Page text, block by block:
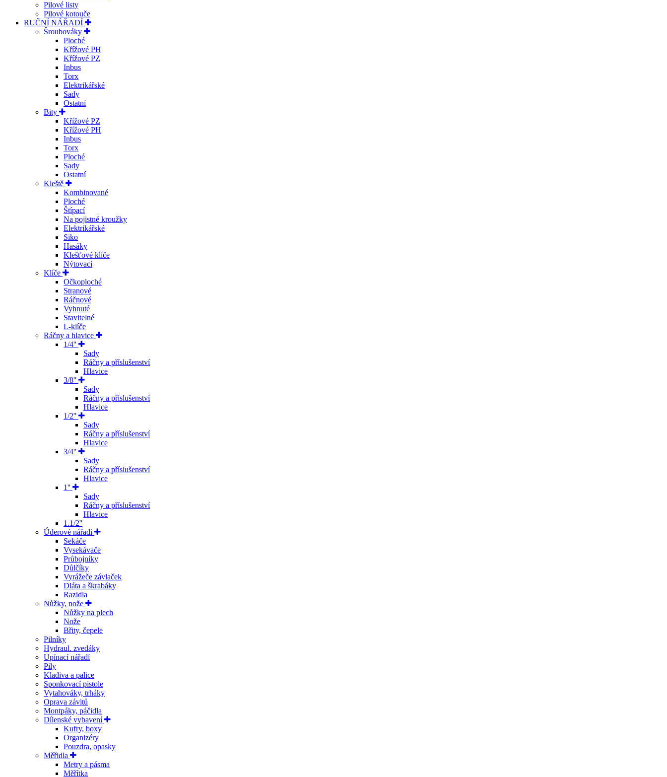
Pilové listy
Pilové kotouče
RUČNÍ NÁŘADÍ
Šroubováky
Ploché
Křížové PH
Křížové PZ
Inbus
Torx
Elektrikářské
Sady
Ostatní
Bity
Křížové PZ
Křížové PH
Inbus
Torx
Ploché
Sady
Ostatní
Kleště
Kombinované
Ploché
Štípací
Na pojistné kroužky
Elektrikářské
Siko
Hasáky
Klešťové klíče
Nýtovací
Klíče
Očkoploché
Stranové
Ráčnové
Vyhnuté
Stavitelné
L-klíče
Ráčny a hlavice
1/4''
Sady
Ráčny a příslušenství
Hlavice
3/8''
Sady
Ráčny a příslušenství
Hlavice
1/2''
Sady
Ráčny a příslušenství
Hlavice
3/4''
Sady
Ráčny a příslušenství
Hlavice
1''
Sady
Ráčny a příslušenství
Hlavice
1.1/2''
Úderové nářadí
Sekáče
Vysekávače
Průbojníky
Důlčíky
Vyrážeče závlaček
Dláta a škrabáky
Razidla
Nůžky, nože
Nůžky na plech
Nože
Břity, čepele
Pilníky
Hydraul. zvedáky
Upínací nářadí
Pily
Kladiva a palice
Sponkovací pistole
Vytahováky, trháky
Oprava závitů
Montpáky, páčidla
Dílenské vybavení
Kufry, boxy
Organizéry
Pouzdra, opasky
Měřidla
Metry a pásma
Měřítka